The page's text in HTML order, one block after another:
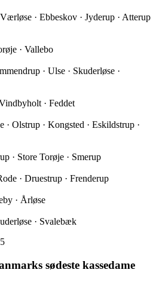
· Ebbeskov · Jyderup · Atterup
· Vallebo
· Ulse · Skuderløse ·
· Feddet
· Olstrup · Kongsted · Eskildstrup ·
· Store Torøje · Smerup
· Druestrup · Frenderup
· Årløse
· Svalebæk
sødeste kassedame